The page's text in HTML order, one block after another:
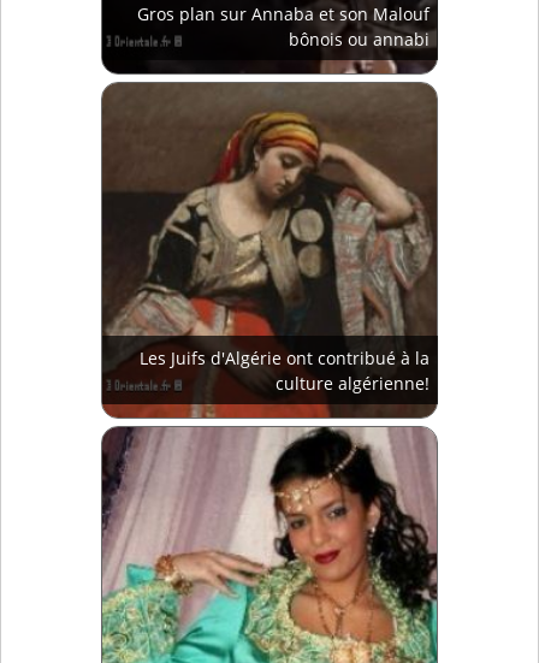
Gros plan sur Annaba et son Malouf
bônois ou annabi
Les Juifs d'Algérie ont contribué à la
culture algérienne!